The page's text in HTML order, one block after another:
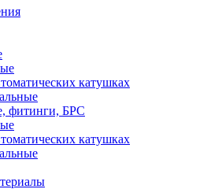
катушках
фитинги, БРС
катушках